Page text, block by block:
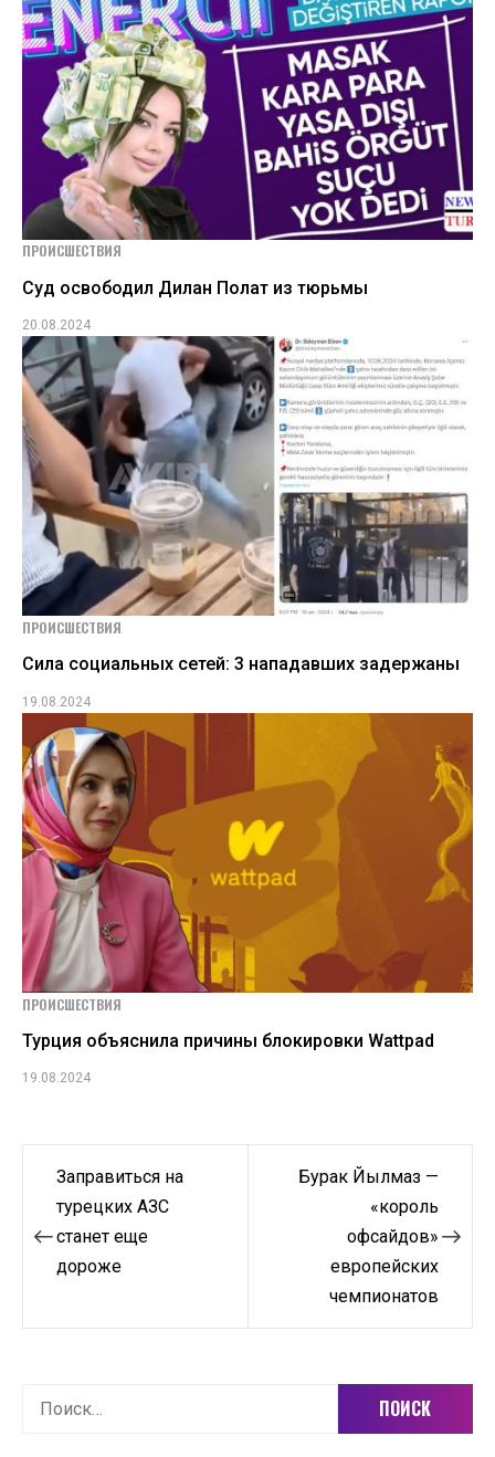
ПРОИСШЕСТВИЯ
Суд освободил Дилан Полат из тюрьмы
20.08.2024
ПРОИСШЕСТВИЯ
Сила социальных сетей: 3 нападавших задержаны
19.08.2024
ПРОИСШЕСТВИЯ
Турция объяснила причины блокировки Wattpad
19.08.2024
Навигация
записям
Заправиться на
турецких АЗС
станет еще
дороже
Бурак Йылмаз —
«король
офсайдов»
европейских
чемпионатов
Найти: